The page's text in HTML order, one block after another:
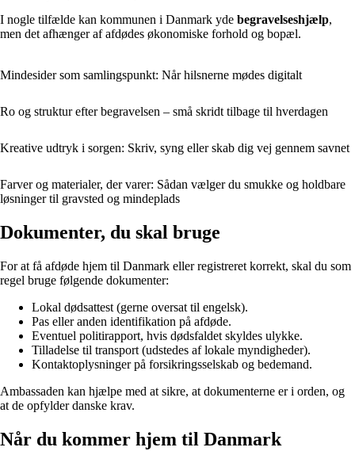
I nogle tilfælde kan kommunen i Danmark yde begravelseshjælp,
men det afhænger af afdødes økonomiske forhold og bopæl.
Mindesider som samlingspunkt: Når hilsnerne mødes digitalt
Ro og struktur efter begravelsen – små skridt tilbage til hverdagen
Kreative udtryk i sorgen: Skriv, syng eller skab dig vej gennem savnet
Farver og materialer, der varer: Sådan vælger du smukke og holdbare
løsninger til gravsted og mindeplads
Dokumenter, du skal bruge
For at få afdøde hjem til Danmark eller registreret korrekt, skal du som
regel bruge følgende dokumenter:
Lokal dødsattest (gerne oversat til engelsk).
Pas eller anden identifikation på afdøde.
Eventuel politirapport, hvis dødsfaldet skyldes ulykke.
Tilladelse til transport (udstedes af lokale myndigheder).
Kontaktoplysninger på forsikringsselskab og bedemand.
Ambassaden kan hjælpe med at sikre, at dokumenterne er i orden, og
at de opfylder danske krav.
Når du kommer hjem til Danmark